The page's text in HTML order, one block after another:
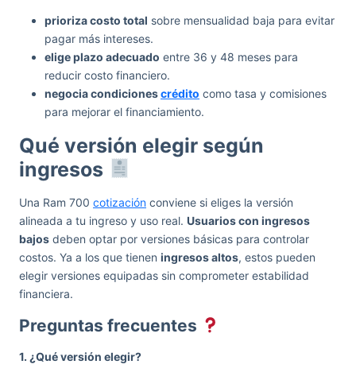
prioriza costo total sobre mensualidad baja para evitar
pagar más intereses.
elige plazo adecuado entre 36 y 48 meses para
reducir costo financiero.
negocia condicionescrédito como tasa y comisiones
para mejorar el financiamiento.
Qué versión elegir según
ingresos
Una Ram 700 cotización conviene si eliges la versión
alineada a tu ingreso y uso real. Usuarios con ingresos
bajos deben optar por versiones básicas para controlar
costos. Ya a los que tienen ingresos altos, estos pueden
elegir versiones equipadas sin comprometer estabilidad
financiera.
Preguntas frecuentes
1. ¿Qué versión elegir?